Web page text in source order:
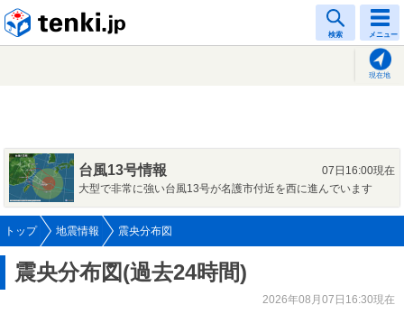
検索 メニュー
現在地
台風13号情報
07日16:00現在
大型で非常に強い台風13号が名護市付近を西に進んでいます
トップ 地震情報 震央分布図
震央分布図(過去24時間)
2026年08月07日16:30現在